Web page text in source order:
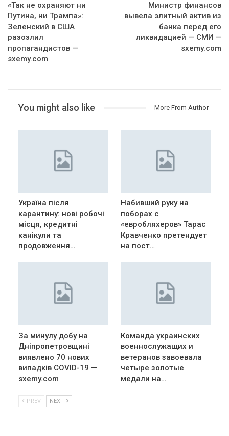
«Так не охраняют ни
Путина, ни Трампа»:
Зеленский в США
разозлил
пропагандистов —
sxemy.com
Министр финансов
вывела элитный актив из
банка перед его
ликвидацией — СМИ —
sxemy.com
You might also like More From Author
Україна після
карантину: нові робочі
місця, кредитні
канікули та
продовження…
Набивший руку на
поборах с
«евробляхеров» Тарас
Кравченко претендует
на пост…
За минулу добу на
Дніпропетровщині
виявлено 70 нових
випадків COVID-19 —
sxemy.com
Команда украинских
военнослужащих и
ветеранов завоевала
четыре золотые
медали на…
PREV NEXT